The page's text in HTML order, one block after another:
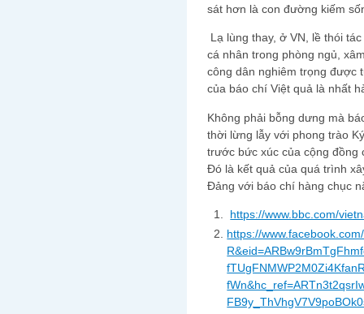
sát hơn là con đường kiếm
Lạ lùng thay, ở VN, lề thói
cá nhân trong phòng ngủ,
công dân nghiêm trọng được
của báo chí Việt quả là nhất
Không phải bỗng dưng mà
thời lừng lẫy với phong trào
trước bức xúc của cộng đồng
Đó là kết quả của quá trình
Đảng với báo chí hàng chục
https://www.bbc.com/
https://